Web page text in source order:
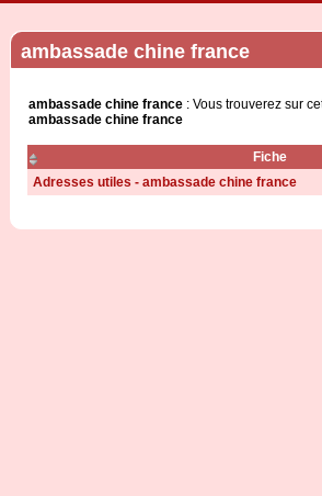
ambassade chine france
ambassade chine france : Vous trouverez sur
ambassade chine france
Fiche
Adresses utiles - ambassade chine france